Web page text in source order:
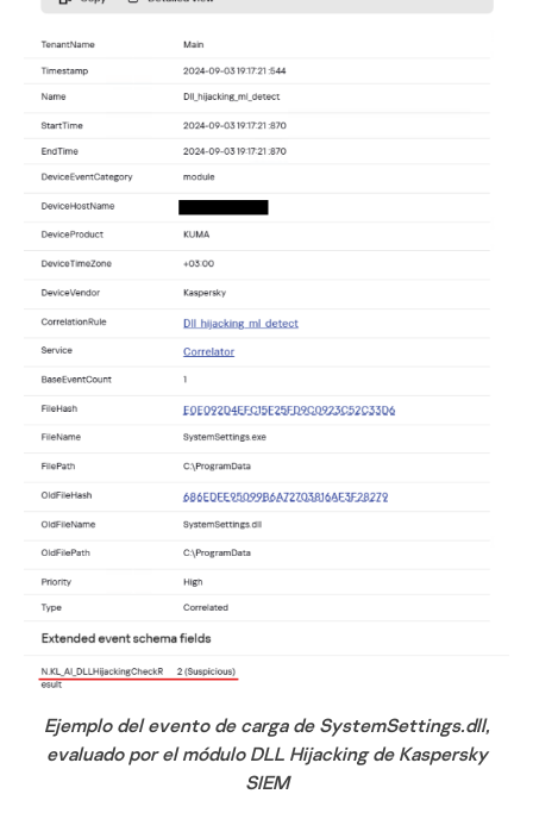
Ejemplo del evento de carga de SystemSettings.dll,
evaluado por el módulo DLL Hijacking de Kaspersky
SIEM